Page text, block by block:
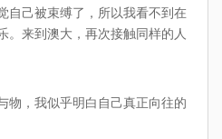
自己被束缚了，所以我看不到在
。来到澳大，再次接触同样的人
物，我似乎明白自己真正向往的